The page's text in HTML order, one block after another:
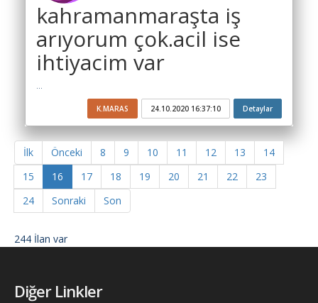
kahramanmaraşta iş
arıyorum çok.acil ise
ihtiyacim var
...
K.MARAS 24.10.2020 16:37:10 Detaylar
İlk Önceki 8 9 10 11 12 13
14
15
16 17 18 19 20 21 22
23
24
Sonraki Son
244 İlan var
Diğer Linkler